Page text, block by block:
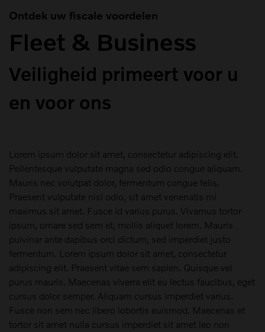
Ontdek uw fiscale voordelen
Fleet & Business
Veiligheid primeert voor u
en voor ons
Lorem ipsum dolor sit amet, consectetur adipiscing elit.
Pellentesque vulputate magna sed odio congue aliquam.
Mauris nec volutpat dolor, fermentum congue felis.
Praesent vulputate nisl odio, sit amet venenatis mi
maximus sit amet. Fusce id varius purus. Vivamus tortor
ipsum, ornare sed sem et, mollis aliquet lorem. Mauris
pulvinar ante dapibus orci dictum, sed imperdiet justo
fermentum. Lorem ipsum dolor sit amet, consectetur
adipiscing elit. Praesent vitae sem sapien. Quisque vel
purus mauris. Maecenas viverra elit eu lectus faucibus, eget
cursus dolor semper. Aliquam cursus imperdiet varius.
Fusce non sem nec libero lobortis euismod. Maecenas et
tortor sit amet nulla cursus imperdiet sit amet leo non